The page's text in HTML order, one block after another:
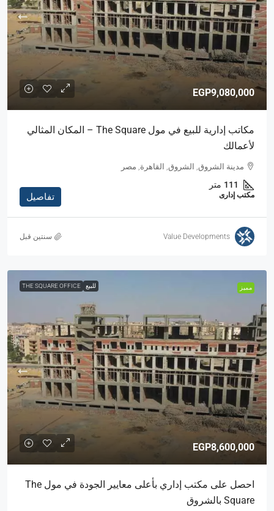
EGP9,080,000
مكاتب إدارية للبيع في مول The Square – المكان المثالي
لأعمالك
مدينة الشروق, الشروق, القاهرة, مصر
111 متر
مكتب إدارى تفاصيل
Value Developments ‏سنتين قبل
مميز للبيع THE SQUARE OFFICE
EGP8,600,000
احصل على مكتب إداري بأعلى معايير الجودة في مول The
Square بالشروق